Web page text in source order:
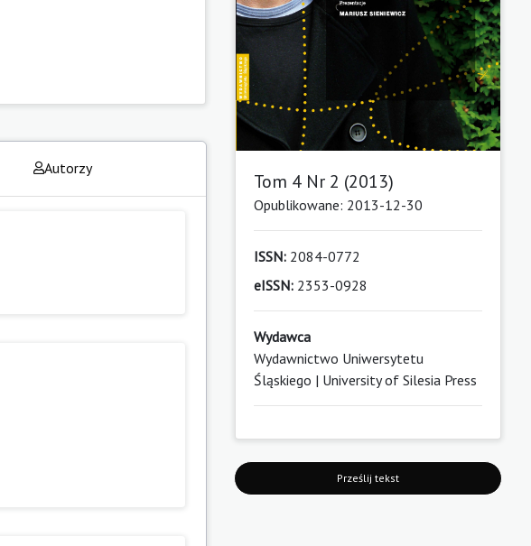
Autorzy
Tom 4 Nr 2 (2013)
Opublikowane: 2013-12-30
ISSN:2084-0772
eISSN:2353-0928
Wydawca
Wydawnictwo Uniwersytetu
Śląskiego | University of Silesia Press
Prześlij tekst